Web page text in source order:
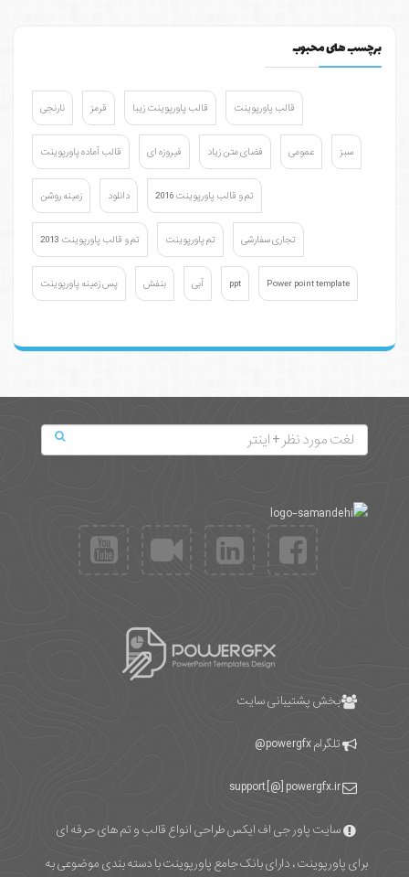
برچسب های محبوب
نارنجی قرمز قالب پاورپوینت زیبا قالب پاورپوینت
قالب آماده پاورپوینت فیروزه ای فضای متن زیاد عمومی سبز
زمینه روشن دانلود تم و قالب پاورپوینت 2016
تم و قالب پاورپوینت 2013 تم پاورپوینت تجاری سفارشی
پس زمینه پاورپوینت بنفش آبی ppt Power point template
بخش پشتیبانی سایت
تلگرامpowergfx@
سایت پاور جی اف ایکس طراحی انواع قالب و تم های حرفه ای
برای پاورپوینت ، دارای بانک جامع پاورپوینت با دسته بندی موضوعی به